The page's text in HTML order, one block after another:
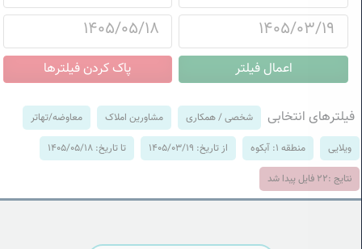
فیلترهای انتخابی شخصی / همکاری مشاورین املاک معاوضه/تهاتر
ویلایی منطقه 1: آبکوه از تاریخ: 1405/03/19 تا تاریخ: 1405/05/18
نتایج :22 فایل پیدا شد